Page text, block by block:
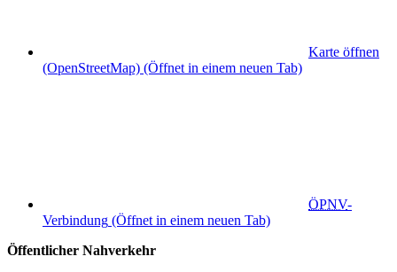
Karte öffnen
(OpenStreetMap) (Öffnet in einem neuen Tab)
ÖPNV-
Verbindung (Öffnet in einem neuen Tab)
Öffentlicher Nahverkehr